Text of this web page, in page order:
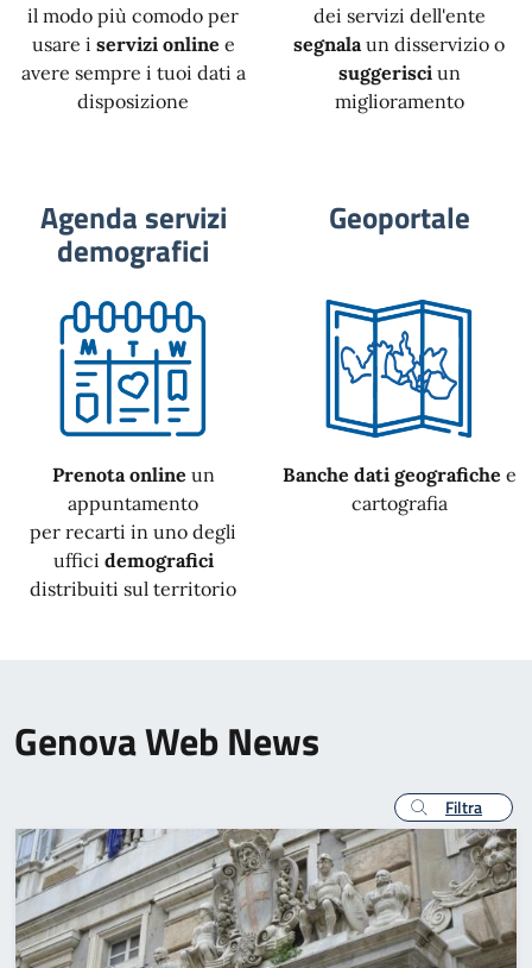
il modo più comodo per
usare i servizi online e
avere sempre i tuoi dati a
disposizione
dei servizi dell'ente
segnala un disservizio o
suggerisciun
miglioramento
Agenda servizi
demografici
Prenota online un
appuntamento
per recarti in uno degli
uffici demografici
distribuiti sul territorio
Geoportale
Banche dati geografiche e
cartografia
Genova Web News
Filtra